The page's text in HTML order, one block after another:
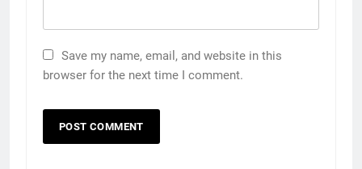
Save my name, email, and website in this
browser for the next time I comment.